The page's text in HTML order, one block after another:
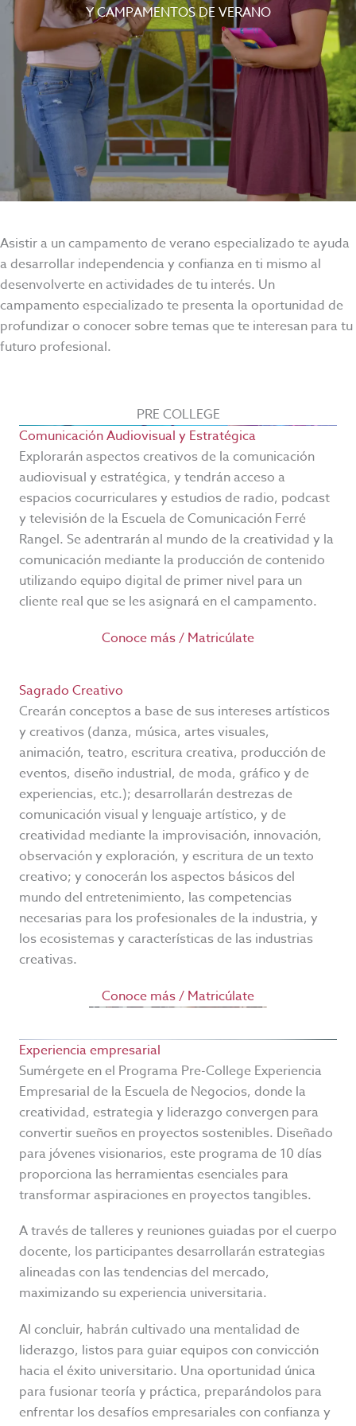
Y CAMPAMENTOS DE VERANO
Asistir a un campamento de verano especializado te ayuda
a desarrollar independencia y confianza en ti mismo al
desenvolverte en actividades de tu interés. Un
campamento especializado te presenta la oportunidad de
profundizar o conocer sobre temas que te interesan para tu
futuro profesional.
PRE COLLEGE
Comunicación Audiovisual y Estratégica
Explorarán aspectos creativos de la comunicación
audiovisual y estratégica, y tendrán acceso a
espacios cocurriculares y estudios de radio, podcast
y televisión de la Escuela de Comunicación Ferré
Rangel. Se adentrarán al mundo de la creatividad y la
comunicación mediante la producción de contenido
utilizando equipo digital de primer nivel para un
cliente real que se les asignará en el campamento.
Conoce más / Matricúlate
Sagrado Creativo
Crearán conceptos a base de sus intereses artísticos
y creativos (danza, música, artes visuales,
animación, teatro, escritura creativa, producción de
eventos, diseño industrial, de moda, gráfico y de
experiencias, etc.); desarrollarán destrezas de
comunicación visual y lenguaje artístico, y de
creatividad mediante la improvisación, innovación,
observación y exploración, y escritura de un texto
creativo; y conocerán los aspectos básicos del
mundo del entretenimiento, las competencias
necesarias para los profesionales de la industria, y
los ecosistemas y características de las industrias
creativas.
Conoce más / Matricúlate
Experiencia empresarial
Sumérgete en el Programa Pre-College Experiencia
Empresarial de la Escuela de Negocios, donde la
creatividad, estrategia y liderazgo convergen para
convertir sueños en proyectos sostenibles. Diseñado
para jóvenes visionarios, este programa de 10 días
proporciona las herramientas esenciales para
transformar aspiraciones en proyectos tangibles.
A través de talleres y reuniones guiadas por el cuerpo
docente, los participantes desarrollarán estrategias
alineadas con las tendencias del mercado,
maximizando su experiencia universitaria.
Al concluir, habrán cultivado una mentalidad de
liderazgo, listos para guiar equipos con convicción
hacia el éxito universitario. Una oportunidad única
para fusionar teoría y práctica, preparándolos para
enfrentar los desafíos empresariales con confianza y